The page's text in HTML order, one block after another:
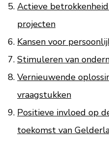
Actieve
projecten
Kansen voor
Stimuleren van
Vernieuwende
vraagstukken
Positieve invloed op
toekomst van